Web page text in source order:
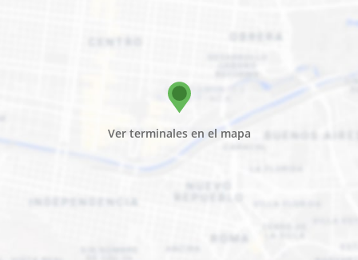
Ver terminales en el mapa